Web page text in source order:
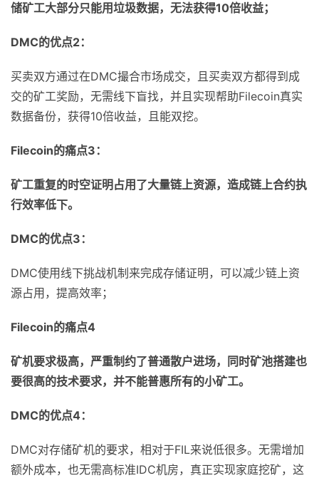
储矿工大部分只能用垃圾数据，无法获得10倍收益；
DMC的优点2：
买卖双方通过在DMC撮合市场成交，且买卖双方都得到成
交的矿工奖励，无需线下盲找，并且实现帮助Filecoin真实
数据备份，获得10倍收益，且能双挖。
Filecoin的痛点3 ：
矿工重复的时空证明占用了大量链上资源，造成链上合约执
行效率低下。
DMC的优点3 ：
DMC使用线下挑战机制来完成存储证明，可以减少链上资
源占用，提高效率；
Filecoin的痛点4
矿机要求极高，严重制约了普通散户进场，同时矿池搭建也
要很高的技术要求，并不能普惠所有的小矿工。
DMC的优点4 ：
DMC对存储矿机的要求，相对于FIL来说低很多。无需增加
额外成本，也无需高标准IDC机房，真正实现家庭挖矿，这